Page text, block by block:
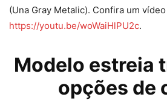
(Una Gray Metalic). Confira um
https://youtu.be/woWaiHlPU2c.
Modelo estreia
opções de